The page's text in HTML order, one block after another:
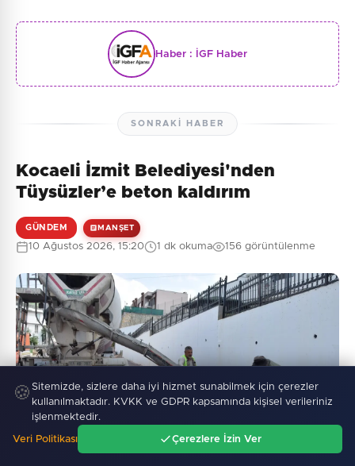
Haber : İGF Haber
SONRAKI HABER
Kocaeli İzmit Belediyesi'nden
Tüysüzler’e beton kaldırım
GÜNDEM MANŞET
10 Ağustos 2026, 15:20 1 dk okuma 156 görüntülenme
🍪 Sitemizde, sizlere daha iyi hizmet sunabilmek için çerezler
kullanılmaktadır. KVKK ve GDPR kapsamında kişisel verileriniz
işlenmektedir.
Veri Politikası Çerezlere İzin Ver
Gündem Ara Menü